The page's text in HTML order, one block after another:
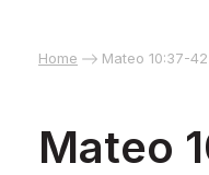
Home Mateo 10:37-42
Mateo